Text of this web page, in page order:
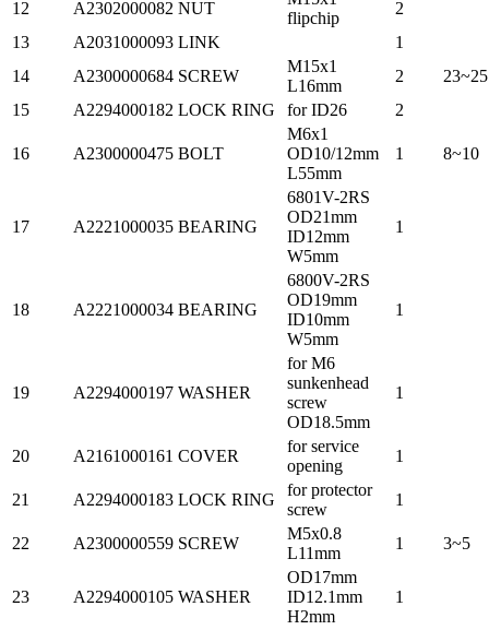
12 A2302000082 NUT
flipchip
2
13
A2031000093 LINK
1
14
A2300000684 SCREW
M15x1
L16mm
2
23~25
15
A2294000182 LOCK RING for ID26 2
16 A2300000475 BOLT
M6x1
OD10/12mm
L55mm
1 8~10
17 A2221000035 BEARING
6801V-2RS
OD21mm
ID12mm
W5mm
1
18 A2221000034 BEARING
6800V-2RS
OD19mm
ID10mm
W5mm
1
19 A2294000197 WASHER
for M6
sunkenhead
screw
OD18.5mm
1
20 A2161000161 COVER
for service
opening
1
21 A2294000183 LOCK RING
for protector
screw
1
22 A2300000559 SCREW
M5x0.8
L11mm
1 3~5
23 A2294000105 WASHER
OD17mm
ID12.1mm
H2mm
1